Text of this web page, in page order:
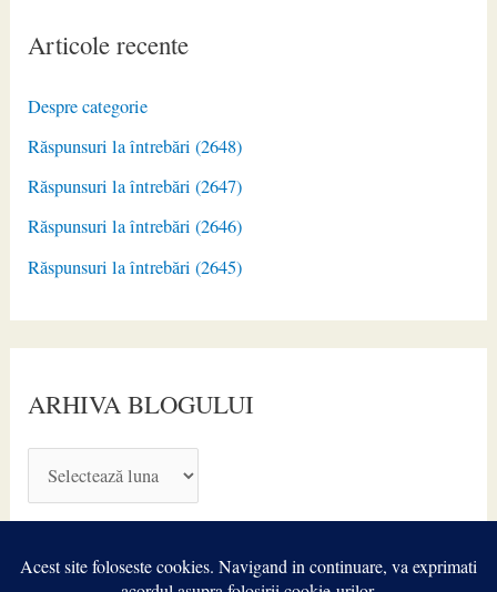
Articole recente
Despre categorie
Răspunsuri la întrebări (2648)
Răspunsuri la întrebări (2647)
Răspunsuri la întrebări (2646)
Răspunsuri la întrebări (2645)
ARHIVA BLOGULUI
R
I